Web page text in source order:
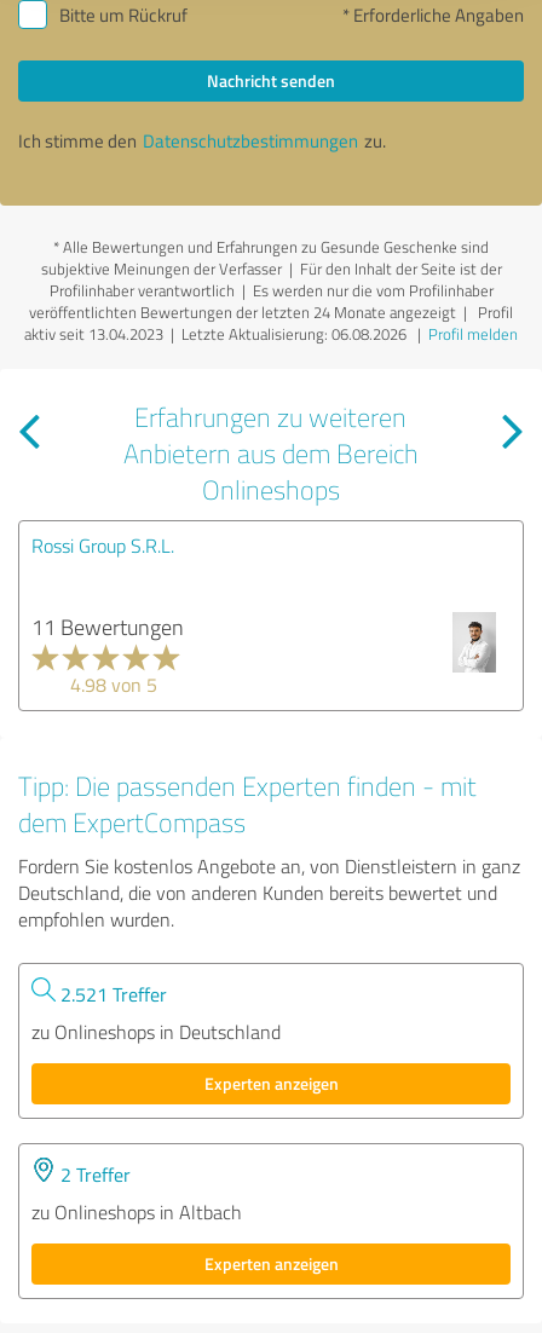
Bitte um Rückruf * Erforderliche Angaben
Nachricht senden
Ich stimme den Datenschutzbestimmungen zu.
*Alle Bewertungen und Erfahrungen zu Gesunde Geschenke sind
subjektive Meinungen der Verfasser | Für den Inhalt der Seite ist der
Profilinhaber verantwortlich | Es werden nur die vom Profilinhaber
veröffentlichten Bewertungen der letzten 24 Monate angezeigt | Profil
aktiv seit 13.04.2023 | Letzte Aktualisierung: 06.08.2026 | Profil melden
Erfahrungen zu weiteren
Anbietern aus dem Bereich
Onlineshops
Rossi Group S.R.L.
11 Bewertungen
4.98 von 5
Tipp: Die passenden Experten finden - mit
dem ExpertCompass
Fordern Sie kostenlos Angebote an, von Dienstleistern in ganz
Deutschland, die von anderen Kunden bereits bewertet und
empfohlen wurden.
2.521 Treffer
zu Onlineshops in Deutschland
Experten anzeigen
2 Treffer
zu Onlineshops in Altbach
Experten anzeigen